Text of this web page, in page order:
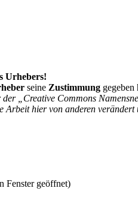
Urhebers!
seine Zustimmung gegeben
„Creative Commons
Arbeit hier von anderen
Fenster geöffnet)